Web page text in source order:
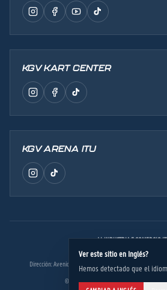
Ver este sitio en Inglés?
Hemos detectado que el
KGV KART CENTER
KGV ARENA ITU
J L INDUSTRIA E COMERCIO
CNPJ: 53.420.568/0005-51
Dirección: Avenida Presidente Kennedy, 2463 - Remédios
© 2026Pistas de Corrida KGV. Todos os